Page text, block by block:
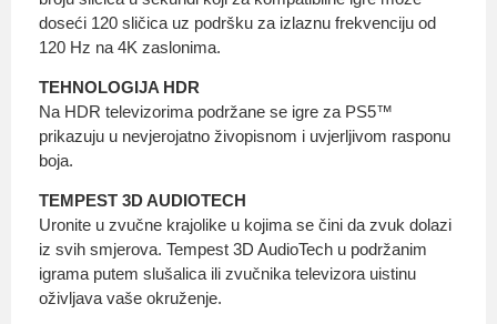
doseći 120 sličica uz podršku za izlaznu frekvenciju od
120 Hz na 4K zaslonima.
TEHNOLOGIJA HDR
Na HDR televizorima podržane se igre za PS5™
prikazuju u nevjerojatno živopisnom i uvjerljivom rasponu
boja.
TEMPEST 3D AUDIOTECH
Uronite u zvučne krajolike u kojima se čini da zvuk dolazi
iz svih smjerova. Tempest 3D AudioTech u podržanim
igrama putem slušalica ili zvučnika televizora uistinu
oživljava vaše okruženje.